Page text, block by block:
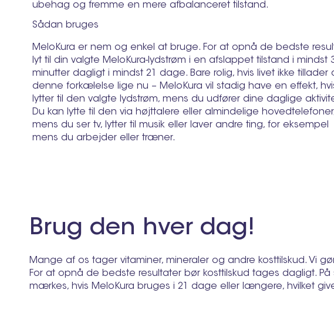
ubehag og fremme en mere afbalanceret tilstand.
Sådan bruges
MeloKura er nem og enkel at bruge. For at opnå de bedste
lyt til din valgte MeloKura-lydstrøm i en afslappet tilstand i mindst
minutter dagligt i mindst 21 dage. Bare rolig, hvis livet ikke tillader
denne forkælelse lige nu – MeloKura vil stadig have en effekt,
lytter til den valgte lydstrøm, mens du udfører dine daglige
Du kan lytte til den via højttalere eller almindelige
mens du ser tv, lytter til musik eller laver andre ting, for eksempel
mens du arbejder eller træner.
Brug den hver dag!
Mange af os tager vitaminer, mineraler og andre kosttilskud. Vi
For at opnå de bedste resultater bør kosttilskud tages dagligt.
mærkes, hvis MeloKura bruges i 21 dage eller længere, hvilket